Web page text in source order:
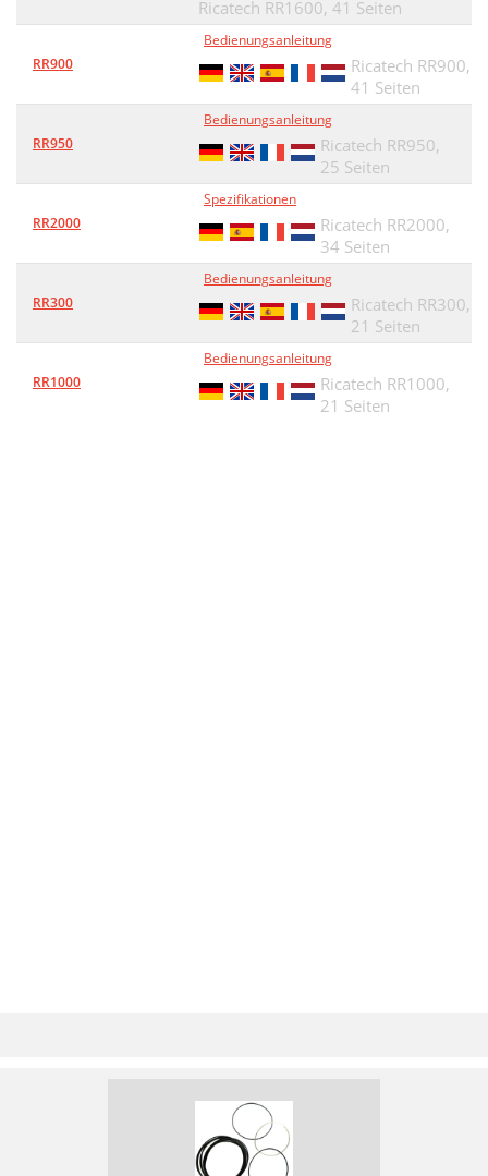
Ricatech RR1600, 41 Seiten
RR900
Bedienungsanleitung
Ricatech RR900,
41 Seiten
RR950
Bedienungsanleitung
Ricatech RR950,
25 Seiten
RR2000
Spezifikationen
Ricatech RR2000,
34 Seiten
RR300
Bedienungsanleitung
Ricatech RR300,
21 Seiten
RR1000
Bedienungsanleitung
Ricatech RR1000,
21 Seiten